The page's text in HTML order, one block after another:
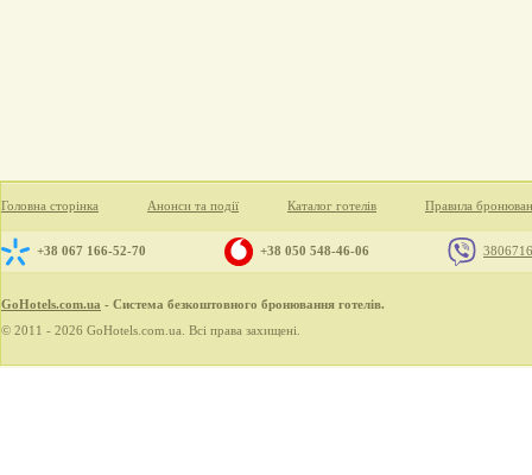
Головна сторінка Анонси та події Каталог готелів Правила
+38 067 166-52-70 +38 050 548-46-06
GoHotels.com.ua - Система безкоштовного бронювання готелів.
© 2011 - 2026 GoHotels.com.ua. Всі права захищені.